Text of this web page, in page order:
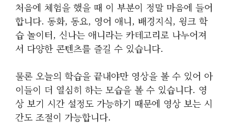
처음에 체험을 했을 때 이 부분이 정말 마음에 들어
합니다. 동화, 동요, 영어 애니, 배경지식, 윙크 학
습 놀이터, 신나는 애니라는 카테고리로 나누어져
서 다양한 콘텐츠를 즐길 수 있습니다.
물론 오늘의 학습을 끝내야만 영상을 볼 수 있어 아
이들이 더 열심히 하는 모습을 볼 수 있습니다. 영
상 보기 시간 설정도 가능하기 때문에 영상 보는 시
간도 조절이 가능합니다.